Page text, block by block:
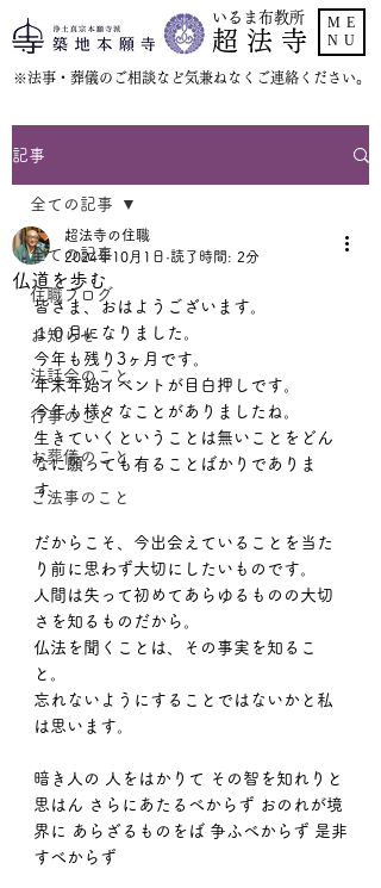
いるま布教所
超 法 寺
​※法事・葬儀のご相談など気兼ねなくご連絡ください。
ME
NU
記事
全ての記事
住職ブログ
お知らせ
法話会のこと
行事のこと
お葬儀のこと
ご法事のこと
全ての記事
仏道を歩む
超法寺の住職
2024年10月1日 読了時間: 2分
皆さま、おはようございます。
１０月になりました。
今年も残り3ヶ月です。
年末年始イベントが目白押しです。
今年も様々なことがありましたね。
生きていくということは無いことをどん
なに願っても有ることばかりでありま
す。
だからこそ、今出会えていることを当た
り前に思わず大切にしたいものです。
人間は失って初めてあらゆるものの大切
さを知るものだから。
仏法を聞くことは、その事実を知るこ
と。
忘れないようにすることではないかと私
は思います。
暗き人の 人をはかりて その智を知れりと
思はん さらにあたるべからず おのれが境
界に あらざるものをば 争ふべからず 是非
すべからず